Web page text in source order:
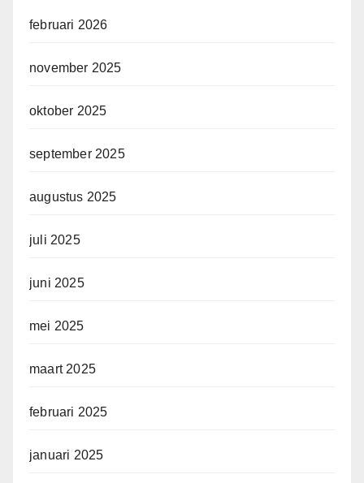
februari 2026
november 2025
oktober 2025
september 2025
augustus 2025
juli 2025
juni 2025
mei 2025
maart 2025
februari 2025
januari 2025